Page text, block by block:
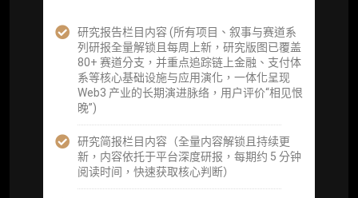
研究报告栏目内容 (所有项目、叙事与赛道系
列研报全量解锁且每周上新，研究版图已覆盖
80+ 赛道分支，并重点追踪链上金融、支付体
系等核心基础设施与应用演化，一体化呈现
Web3 产业的长期演进脉络，用户评价“相见恨
晚”)
研究简报栏目内容（全量内容解锁且持续更
新，内容依托于平台深度研报，每期约 5 分钟
阅读时间，快速获取核心判断）
服)
机构增强研究包（在每期研报基础上，进一步
提供一页纸格局图、机构视角附录、结构化数
据集与定向持续追踪数据库，将研报内容沉淀
为可复用、可复核、可持续追踪的机构级研究
资产）
定制化研究服务（1次，课题/选题经审核通过
后，由业内享有盛誉的研究团队为你开展专项
研究，并交付一份完整研究报告）